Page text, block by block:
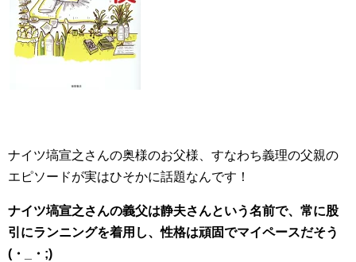
ナイツ塙宣之さんの奥様のお父様、すなわち義理の父親の
エピソードが実はひそかに話題なんです！
ナイツ塙宣之さんの義父は静夫さんという名前で、常に股
引にランニングを着用し、性格は頑固でマイペースだそう
(・_・;)